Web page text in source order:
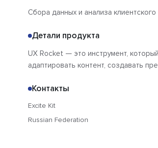
Сбора данных и анализа
Детали продукта
UX Rocket — это инструмент,
адаптировать контент, создавать
Контакты
Excite Kit
Russian Federation